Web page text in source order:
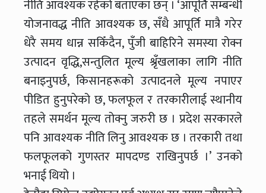
नीति आवश्यक रहेको बताएका छन् । ‘आपूर्ति सम्बन्धी
योजनावद्ध नीति आवश्यक छ, सँधै आपूर्ति मात्रै गरेर
धेरै समय धान्न सकिँदैन, पुँजी बाहिरिने समस्या रोक्न
उत्पादन वृद्धि,सन्तुलित मूल्य श्रृँखलाका लागि नीति
बनाइनुपर्छ, किसानहरूको उत्पादनले मूल्य नपाएर
पीडित हुनुपरेको छ, फलफूल र तरकारीलाई स्थानीय
तहले समर्थन मूल्य तोक्नु जरुरी छ । प्रदेश सरकारले
पनि आवश्यक नीति लिनु आवश्यक छ । तरकारी तथा
फलफूलको गुणस्तर मापदण्ड राखिनुपर्छ ।’ उनको
भनाई थियो ।